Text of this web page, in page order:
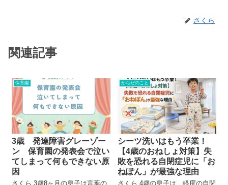
さくら
関連記事
保育園
3歳 発達障害グレーゾー
ン 保育園の発表会で泣い
てしまって何もできない原
因
さくら 3歳8ヶ月の息子は言葉の
からだのこと
シーツ洗いはもう卒業！
【4歳のおねしょ対策】失
敗を恐れる自閉症児に「お
ねぽん」が最強な理由
さくら 4歳の息子は、軽度の自閉